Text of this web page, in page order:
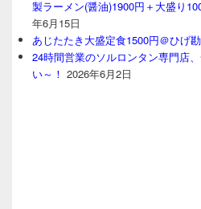
製ラーメン(醤油)1900円＋大盛り
年6月15日
あじたたき大盛定食1500円＠ひげ
24時間営業のソルロンタン専門店
い～！ 2026年6月2日